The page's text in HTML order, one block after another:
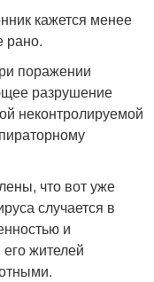
кажется менее
рано.
поражении
разрушение
неконтролируемой
что вот уже
случается в
и
жителей